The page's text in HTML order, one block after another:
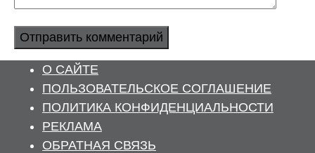
О САЙТЕ
ПОЛЬЗОВАТЕЛЬСКОЕ СОГЛАШЕНИЕ
ПОЛИТИКА КОНФИДЕНЦИАЛЬНОСТИ
РЕКЛАМА
ОБРАТНАЯ СВЯЗЬ